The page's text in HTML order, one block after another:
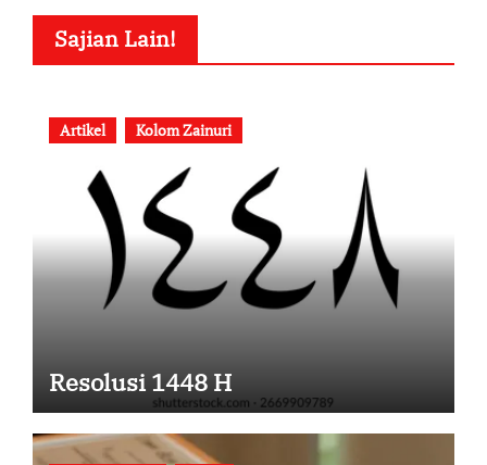
Sajian Lain!
Artikel Kolom Zainuri
Resolusi 1448 H